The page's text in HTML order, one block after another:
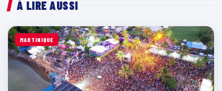
À LIRE AUSSI
MARTINIQUE